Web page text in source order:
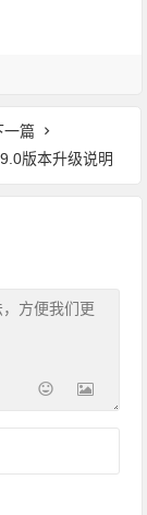
一篇
版本升级说明